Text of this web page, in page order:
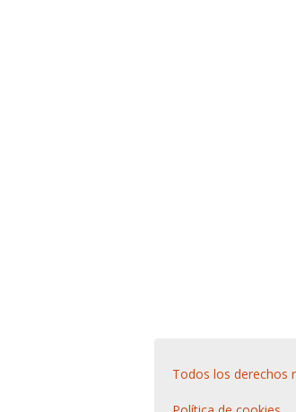
Todos los derechos